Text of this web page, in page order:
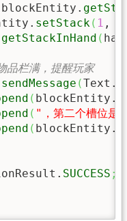
blockEntity.
setStack( 1 ,
getStackInHand (
栏满，提醒玩家
sendMessage (Text.
( blockEntity.
( "，第二个槽位是"
( blockEntity.
SUCCESS ;